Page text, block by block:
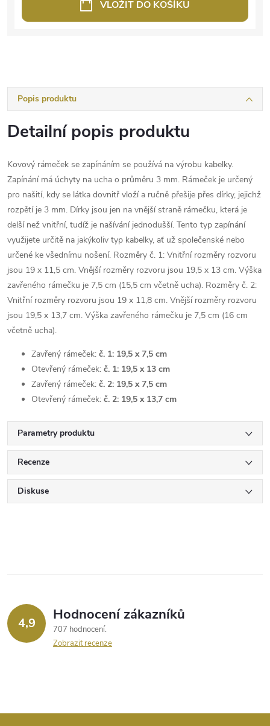
VLOŽIT DO KOŠÍKU
Popis produktu
Detailní popis produktu
Kovový rámeček se zapínáním se používá na výrobu kabelky.
Zapínání má úchyty na ucha o průměru 3 mm. Rámeček je určený
pro našití, kdy se látka dovnitř vloží a ručně přešije přes dírky, jejichž
rozpětí je 3 mm. Dírky jsou jen na vnější straně rámečku, která je
delší než vnitřní, tudíž je našívání jednodušší. Tento typ zapínání
využijete určitě na jakýkoliv typ kabelky, ať už společenské nebo
určené ke všednímu nošení. Rozměry č. 1: Vnitřní rozměry rozvoru
jsou 19 x 11,5 cm. Vnější rozměry rozvoru jsou 19,5 x 13 cm. Výška
zavřeného rámečku je 7,5 cm (15,5 cm včetně ucha). Rozměry č. 2:
Vnitřní rozměry rozvoru jsou 19 x 11,8 cm. Vnější rozměry rozvoru
jsou 19,5 x 13,7 cm. Výška zavřeného rámečku je 7,5 cm (16 cm
včetně ucha).
Zavřený rámeček: č. 1: 19,5 x 7,5 cm
Otevřený rámeček: č. 1: 19,5 x 13 cm
Zavřený rámeček: č. 2: 19,5 x 7,5 cm
Otevřený rámeček: č. 2: 19,5 x 13,7 cm
Parametry produktu
Recenze
Diskuse
4,9 Hodnocení zákazníků
707 hodnocení
Zobrazit recenze